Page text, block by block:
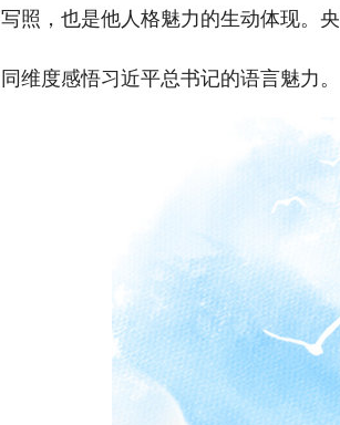
写照，也是他人格魅力的生动体现。
同维度感悟习近平总书记的语言魅力。